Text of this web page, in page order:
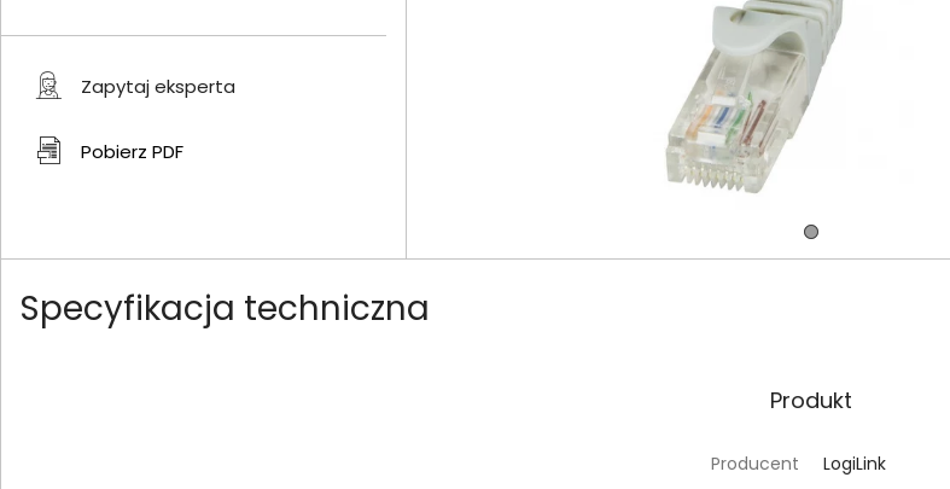
Zapytaj eksperta
Pobierz PDF
Specyfikacja techniczna
Produkt
Producent LogiLink